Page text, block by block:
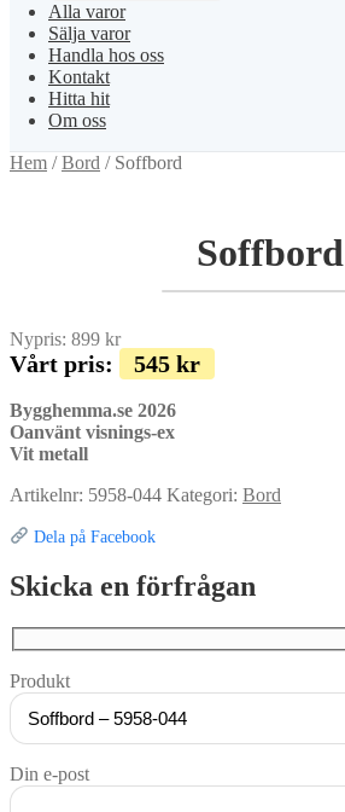
Alla varor
Sälja varor
Handla hos oss
Kontakt
Hitta hit
Om oss
Hem /Bord / Soffbord
Soffbord
Nypris: 899 kr
Vårt pris: 545 kr
Bygghemma.se 2026
Oanvänt visnings-ex
Vit metall
Artikelnr: 5958-044 Kategori: Bord
Dela på Facebook
Skicka en förfrågan
Produkt
Din e-post